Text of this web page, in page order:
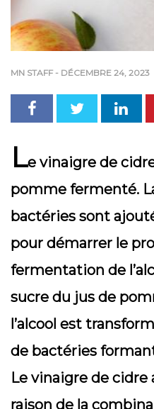
MN STAFF - DÉCEMBRE 24, 2023
Le vinaigre de
pomme fermenté.
bactéries sont
pour démarrer le
fermentation de
sucre du jus de
l’alcool est
de bactéries
Le vinaigre de cidre
raison de la